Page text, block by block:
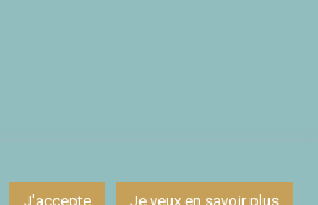
J'accepte Je veux en savoir plus